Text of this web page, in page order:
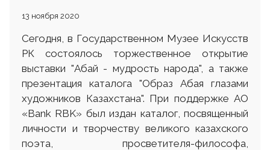
13 ноября 2020
Сегодня, в Государственном Музее Искусств
РК состоялось торжественное открытие
выставки "Абай - мудрость народа", а также
презентация каталога "Образ Абая глазами
художников Казахстана". При поддержке АО
«Bank RBK» был издан каталог, посвященный
личности и творчеству великого казахского
поэта, просветителя-философа,